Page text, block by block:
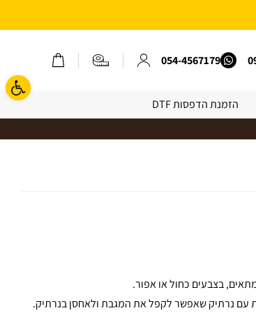
פתח
054-4567179
הזמנת הדפסות DTF
בצבעים כחול או אפור.
עם נרתיק שאפשר לקפל את המגבת ולאחסן בנרתיק.